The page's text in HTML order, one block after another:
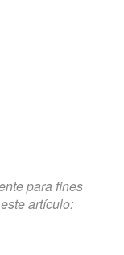
para fines
artículo: